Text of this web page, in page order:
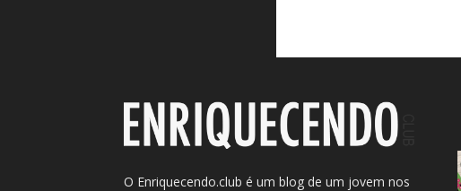
O Enriquecendo.club é um blog de um jovem nos